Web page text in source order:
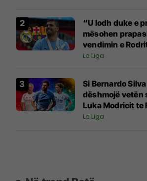
“U lodh duke e
mësohen
vendimin e
bashkuar
La Liga
Si Bernardo
dëshmojë vetën
Luka Modricit te
La Liga